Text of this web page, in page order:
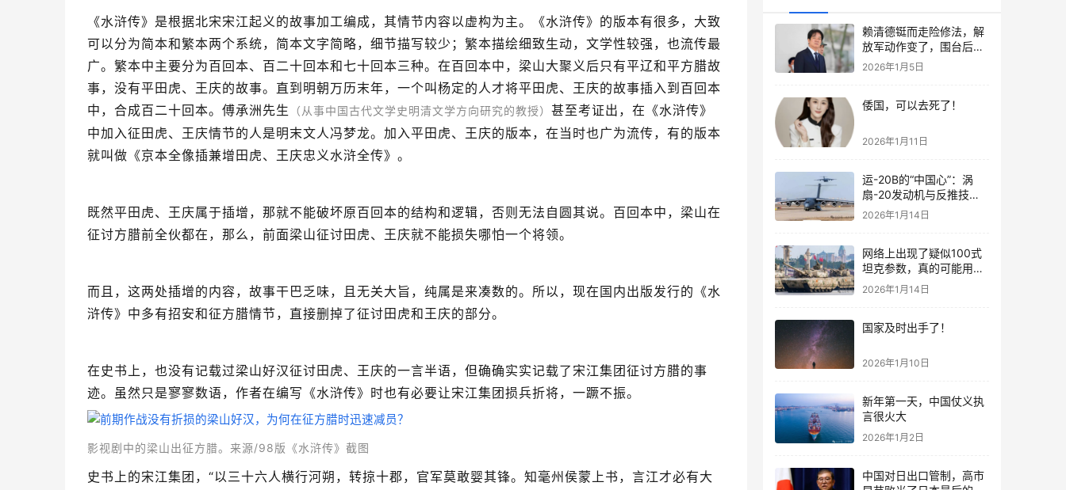
《水浒传》是根据北宋宋江起义的故事加工编成，其情节内容以虚构为主。《水浒传》的版本有很多，大致
可以分为简本和繁本两个系统，简本文字简略，细节描写较少；繁本描绘细致生动，文学性较强，也流传最
广。繁本中主要分为百回本、百二十回本和七十回本三种。在百回本中，梁山大聚义后只有平辽和平方腊故
事，没有平田虎、王庆的故事。直到明朝万历末年，一个叫杨定的人才将平田虎、王庆的故事插入到百回本
中，合成百二十回本。傅承洲先生
（从事中国古代文学史明清文学方向研究的教授） 甚至考证出，在《水浒传》
中加入征田虎、王庆情节的人是明末文人冯梦龙。加入平田虎、王庆的版本，在当时也广为流传，有的版本
就叫做《京本全像插兼增田虎、王庆忠义水浒全传》。
既然平田虎、王庆属于插增，那就不能破坏原百回本的结构和逻辑，否则无法自圆其说。百回本中，梁山在
征讨方腊前全伙都在，那么，前面梁山征讨田虎、王庆就不能损失哪怕一个将领。
而且，这两处插增的内容，故事干巴乏味，且无关大旨，纯属是来凑数的。所以，现在国内出版发行的《水
浒传》中多有招安和征方腊情节，直接删掉了征讨田虎和王庆的部分。
在史书上，也没有记载过梁山好汉征讨田虎、王庆的一言半语，但确确实实记载了宋江集团征讨方腊的事
迹。虽然只是寥寥数语，作者在编写《水浒传》时也有必要让宋江集团损兵折将，一蹶不振。
影视剧中的梁山出征方腊。来源/98版 《水浒传》截图
史书上的宋江集团，“以三十六人横行河朔，转掠十郡，官军莫敢婴其锋。知毫州侯蒙上书，言江才必有大
赖清德铤而走险修法，解
放军动作变了，围台后的
“真正杀招”曝光
2026年1月5日
倭国，可以去死了！
2026年1月11日
运-20B的“中国心”：涡
扇-20发动机与反推技术
大突破！
2026年1月14日
网络上出现了疑似100式
坦克参数，真的可能用了
钛合金装甲！
2026年1月14日
国家及时出手了！
2026年1月10日
新年第一天，中国仗义执
言很火大
2026年1月2日
中国对日出口管制，高市